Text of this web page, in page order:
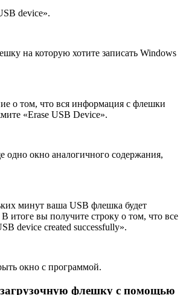
device».
на которую хотите записать Windows
о том, что вся информация с флешки
«Erase USB Device».
одно окно аналогичного содержания,
минут ваша USB флешка будет
В итоге вы получите строку о том, что все
device created successfully».
окно с программой.
загрузочную флешку с помощью